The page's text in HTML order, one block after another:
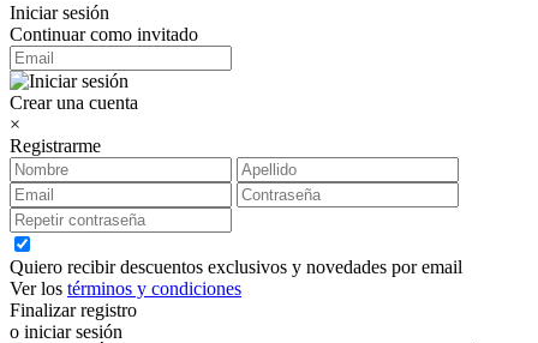
Iniciar sesión
Continuar como invitado
Crear una cuenta
×
Registrarme
Quiero recibir descuentos exclusivos y novedades por email
Ver los términos y condiciones
Finalizar registro
o iniciar sesión